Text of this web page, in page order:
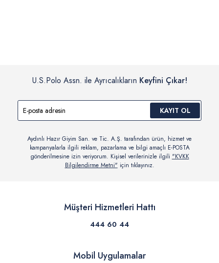
U.S.Polo Assn. ile Ayrıcalıkların Keyfini Çıkar!
KAYIT OL
Aydınlı Hazır Giyim San. ve Tic. A.Ş. tarafından ürün, hizmet ve
kampanyalarla ilgili reklam, pazarlama ve bilgi amaçlı E-POSTA
gönderilmesine izin veriyorum. Kişisel verilerinizle ilgili "KVKK
Bilgilendirme Metni" için tıklayınız.
Müşteri Hizmetleri Hattı
444 60 44
Mobil Uygulamalar